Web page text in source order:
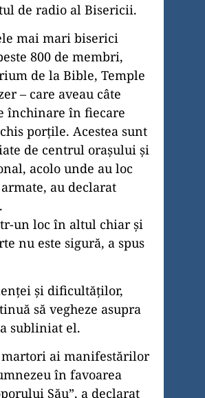
de radio al Bisericii.
mai mari biserici
800 de membri,
de la Bible, Temple
– care aveau câte
închinare în fiecare
porțile. Acestea sunt
de centrul orașului și
acolo unde au loc
au declarat
un loc în altul chiar și
nu este sigură, a spus
și dificultăților,
să vegheze asupra
subliniat el.
ai manifestărilor
în favoarea
Său”, a declarat